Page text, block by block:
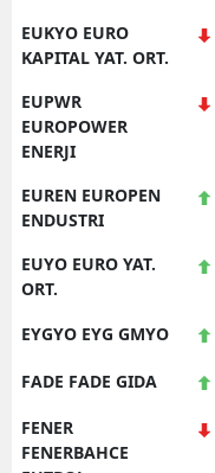
EUKYO EURO
KAPITAL YAT. ORT.
EUPWR
EUROPOWER
ENERJI
EUREN EUROPEN
ENDUSTRI
EUYO EURO YAT.
ORT.
EYGYO EYG GMYO
FADE FADE GIDA
FENER
FENERBAHCE